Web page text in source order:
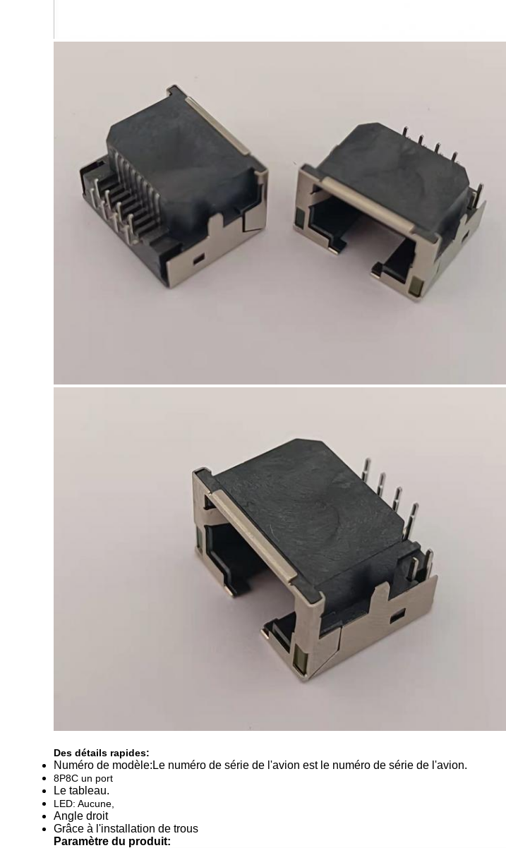
Des détails rapides:
Numéro de modèle: Le numéro de série de l'avion est le numéro de série de l'avion.
8P8C un port
Le tableau.
LED: Aucune,
Angle droit
Grâce à l'installation de trous
Paramètre du produit: